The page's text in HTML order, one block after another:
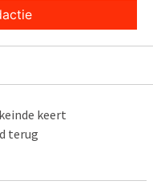
keert
terug